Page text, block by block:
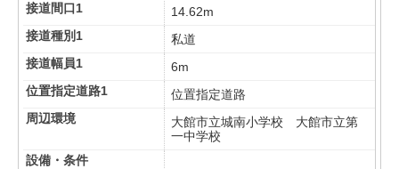
接道間口1
14.62m
接道種別1
私道
接道幅員1
6m
位置指定道路1
位置指定道路
周辺環境
大館市立城南小学校 大館市立第
一中学校
設備・条件